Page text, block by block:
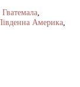
Гватемала
Америка